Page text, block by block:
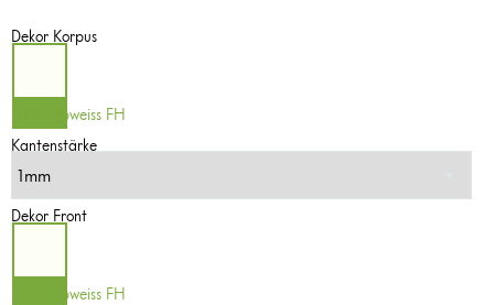
Dekor Korpus
0112 Topweiss FH
Kantenstärke
Dekor Front
0112 Topweiss FH